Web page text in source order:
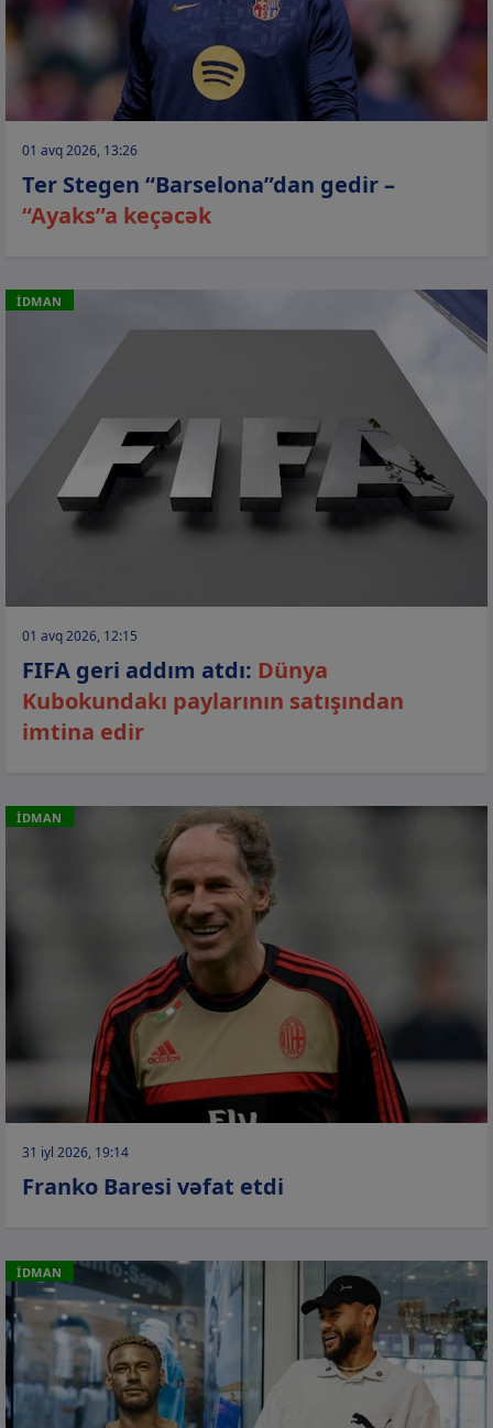
01 avq 2026, 13:26
Ter Stegen “Barselona”dan gedir –
“Ayaks”a keçəcək
İDMAN
01 avq 2026, 12:15
FIFA geri addım atdı: Dünya
Kubokundakı paylarının satışından
imtina edir
İDMAN
31 iyl 2026, 19:14
Franko Baresi vəfat etdi
İDMAN